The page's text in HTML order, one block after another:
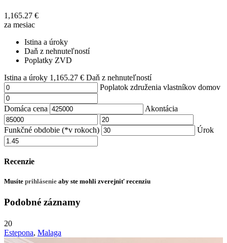
1,165.27 €
za mesiac
Istina a úroky
Daň z nehnuteľností
Poplatky ZVD
Istina a úroky 1,165.27 € Daň z nehnuteľností
Poplatok združenia vlastníkov domov
Domáca cena Akontácia
Funkčné obdobie (*v rokoch) Úrok
Recenzie
Musíte prihlásenie aby ste mohli zverejniť recenziu
Podobné záznamy
20
Estepona, Malaga